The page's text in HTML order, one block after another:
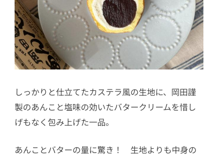
しっかりと仕立てたカステラ風の生地に、岡田謹
製のあんこと塩味の効いたバタークリームを惜し
げもなく包み上げた一品。
あんことバターの量に驚き！ 生地よりも中身の